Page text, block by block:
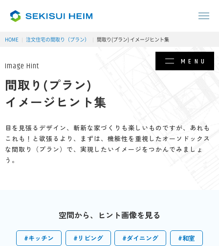
HOME 注文住宅の間取り（プラン） 間取り(プラン) イメージヒント集
MENU
Image Hint
間取り(プラン)
イメージヒント集
目を見張るデザイン、斬新な家づくりも楽しいものですが、
あれも
これも！と欲張るより、まずは、機能性を重視したオーソドックス
な 間取り（プラン）で、実現したいイメージをつかんでみましょ
う。
空間から、ヒント画像を見る
#キッチン #リビング #ダイニング #和室